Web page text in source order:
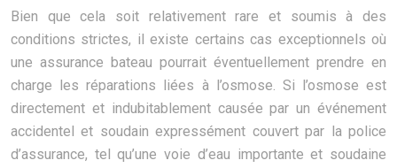
Bien que cela soit relativement rare et soumis à des
conditions strictes, il existe certains cas exceptionnels où
une assurance bateau pourrait éventuellement prendre en
charge les réparations liées à l’osmose. Si l’osmose est
directement et indubitablement causée par un événement
accidentel et soudain expressément couvert par la police
d’assurance, tel qu’une voie d’eau importante et soudaine